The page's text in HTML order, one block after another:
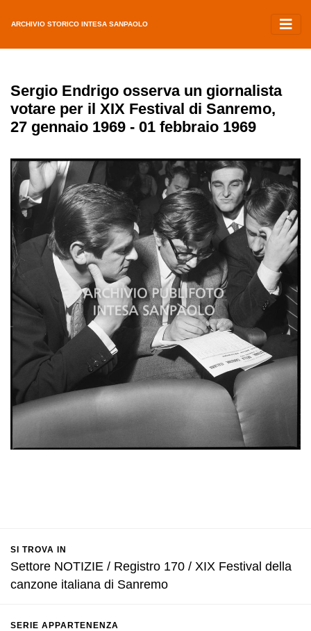
ARCHIVIO STORICO INTESA SANPAOLO
Sergio Endrigo osserva un giornalista
votare per il XIX Festival di Sanremo,
27 gennaio 1969 - 01 febbraio 1969
SI TROVA IN
Settore NOTIZIE / Registro 170 / XIX Festival della
canzone italiana di Sanremo
SERIE APPARTENENZA